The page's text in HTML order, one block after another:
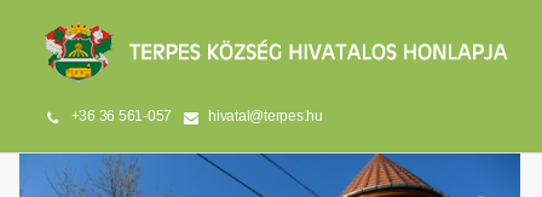
+36 36 561-057 hivatal@terpes.hu